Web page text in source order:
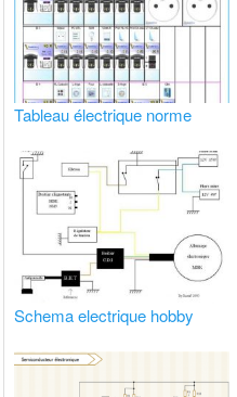
Tableau électrique norme
Schema electrique hobby